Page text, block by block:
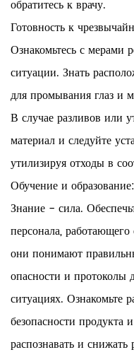
обратитесь к врачу.
Готовность к
Ознакомьтесь с мерами
ситуации. Знать
для промывания глаз и
В случае разливов или
материал и следуйте
утилизируя отходы в
Обучение и образование:
Знание - сила.
персонала,
они понимают
опасности и протоколы
ситуациях. Ознакомьте
безопасности продукта
распознавать и снижать